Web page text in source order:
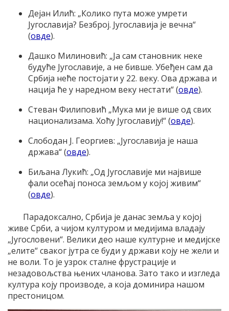
Дејан Илић: „Колико пута може умрети
Југославија? Безброј. Југославија је вечна“
(овде).
Дашко Милиновић: „Ја сам становник неке
будуће Југославије, а не бивше. Убеђен сам да
Србија неће постојати у 22. веку. Ова држава и
нација ће у наредном веку нестати“ (овде).
Стеван Филиповић „Мука ми је више од свих
национализама. Хоћу Југославију!“ (овде).
Слободан Ј. Георгиев: „Југославија је наша
држава“ (овде).
Биљана Лукић: „Од Југославије ми највише
фали осећај поноса земљом у којој живим“
(овде).
Парадоксално, Србија је данас земља у којој
живе Срби, а чијом културом и медијима владају
„Југословени“. Велики део наше културне и медијске
„елите“ сваког јутра се буди у држави коју не жели и
не воли. То је узрок сталне фрустрације и
незадовољства њених чланова. Зато тако и изгледа
култура коју производе, а која доминира нашом
престоницом.